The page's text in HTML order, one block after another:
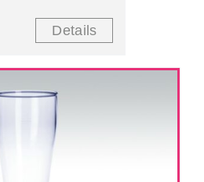
Details